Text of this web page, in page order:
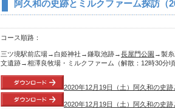
阿久和の史跡とミルクファーム探訪（
コース順路：
三ツ境駅前広場→白姫神社→鎌取池跡→長屋門公園 →製
文遺跡→相澤良牧場・ミルクファーム（解散：12時30分頃
2020年12月19日（土）阿久和の史
2020年12月19日（土）阿久和の史